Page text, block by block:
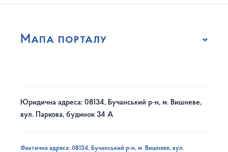
Мапа порталу
Юридична адреса: 08134, Бучанський р-н, м. Вишневе,
вул. Паркова, будинок 34 А
Фактична адреса: 08134, Бучанський р-н, м. Вишневе, вул.